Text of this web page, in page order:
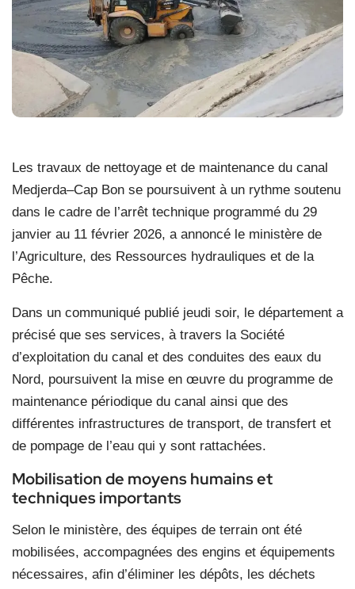
Les travaux de nettoyage et de maintenance du canal
Medjerda–Cap Bon se poursuivent à un rythme soutenu
dans le cadre de l’arrêt technique programmé du 29
janvier au 11 février 2026, a annoncé le ministère de
l’Agriculture, des Ressources hydrauliques et de la
Pêche.
Dans un communiqué publié jeudi soir, le département a
précisé que ses services, à travers la Société
d’exploitation du canal et des conduites des eaux du
Nord, poursuivent la mise en œuvre du programme de
maintenance périodique du canal ainsi que des
différentes infrastructures de transport, de transfert et
de pompage de l’eau qui y sont rattachées.
Mobilisation de moyens humains et
techniques importants
Selon le ministère, des équipes de terrain ont été
mobilisées, accompagnées des engins et équipements
nécessaires, afin d’éliminer les dépôts, les déchets